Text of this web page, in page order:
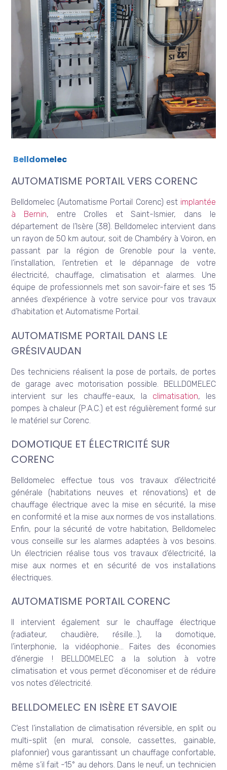
Belldomelec
AUTOMATISME PORTAIL VERS CORENC
Belldomelec (Automatisme Portail Corenc) estimplantée
à Bernin, entre Crolles et Saint-Ismier, dans le
département de l’Isère (38). Belldomelec intervient dans
un rayon de 50 km autour, soit de Chambéry à Voiron, en
passant par la région de Grenoble pour la vente,
l’installation, l’entretien et le dépannage de votre
électricité, chauffage, climatisation et alarmes. Une
équipe de professionnels met son savoir-faire et ses 15
années d’expérience à votre service pour vos travaux
d’habitation et Automatisme Portail.
AUTOMATISME PORTAIL DANS LE
GRÉSIVAUDAN
Des techniciens réalisent la pose de portails, de portes
de garage avec motorisation possible. BELLDOMELEC
intervient sur les chauffe-eaux, la climatisation, les
pompes à chaleur (P.A.C.) et est régulièrement formé sur
le matériel sur Corenc.
DOMOTIQUE ET ÉLECTRICITÉ SUR
CORENC
Belldomelec effectue tous vos travaux d’électricité
générale (habitations neuves et rénovations) et de
chauffage électrique avec la mise en sécurité, la mise
en conformité et la mise aux normes de vos installations.
Enfin, pour la sécurité de votre habitation, Belldomelec
vous conseille sur les alarmes adaptées à vos besoins.
Un électricien réalise tous vos travaux d’électricité, la
mise aux normes et en sécurité de vos installations
électriques.
AUTOMATISME PORTAIL CORENC
Il intervient également sur le chauffage électrique
(radiateur, chaudière, résille…), la domotique,
l’interphonie, la vidéophonie… Faites des économies
d’énergie ! BELLDOMELEC a la solution à votre
climatisation et vous permet d’économiser et de réduire
vos notes d’électricité.
BELLDOMELEC EN ISÈRE ET SAVOIE
C’est l’installation de climatisation réversible, en split ou
multi-split (en mural, console, cassettes, gainable,
plafonnier) vous garantissant un chauffage confortable,
même s’il fait -15° au dehors. Dans le neuf, un technicien